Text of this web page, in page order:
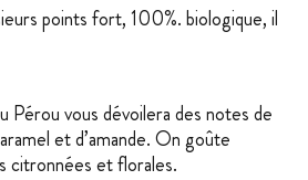
points fort, 100%. biologique, il
Pérou vous dévoilera des notes de
et d’amande. On goûte
citronnées et florales.